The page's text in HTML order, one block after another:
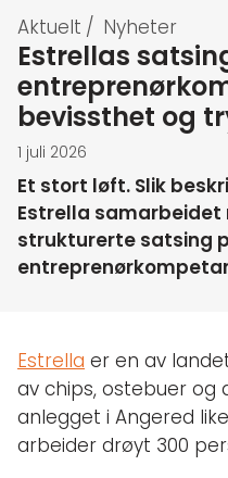
Aktuelt / Nyheter
Estrellas
bevissthet og
1 juli 2026
Et stort løft. Slik
Estrella samarbeidet
strukturerte satsing
Estrella er en av
av chips, ostebuer og
anlegget i Angered
arbeider drøyt 300